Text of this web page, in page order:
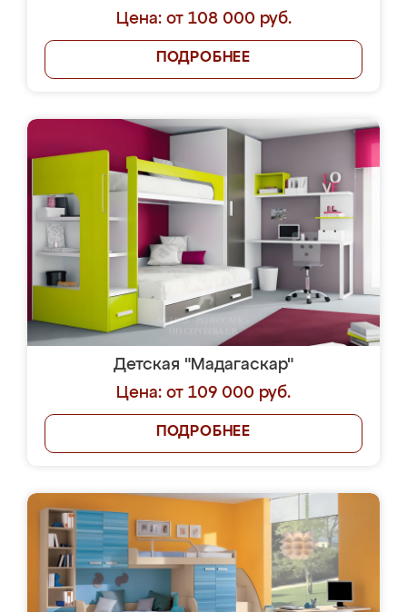
Цена: от 108 000 руб.
ПОДРОБНЕЕ
Детская "Мадагаскар"
Цена: от 109 000 руб.
ПОДРОБНЕЕ